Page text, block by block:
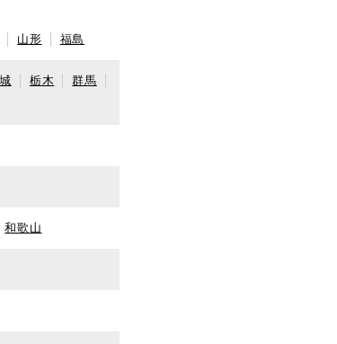
山形 福島
栃木
群馬
和歌山